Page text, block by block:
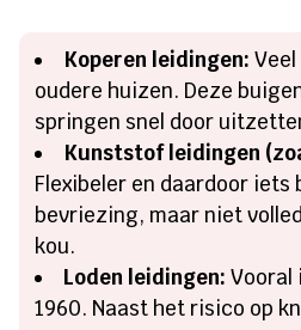
Koperen leidingen:
oudere huizen. Deze
springen snel door
Kunststof leidingen
Flexibeler en daardoor
bevriezing, maar niet
kou.
Loden leidingen: Vooral
1960. Naast het risico op